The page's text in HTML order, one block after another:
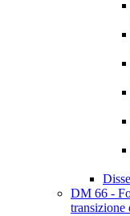
DM 66 -
transizione